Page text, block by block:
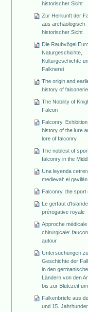
historischer Sicht
Zur Herkunft der
aus archäologisch-
historischer Sicht
Die Raubvögel
Naturgeschichte,
Kulturgeschichte
Falknerei
The origin and
history of falconerie
The Nobility of
Falcon
Falconry.
history of the lure
lore of falconry
The noblest of
falconry in the
Una leyenda
medieval: el gavilán
Falconry, the sport
Le gerfaut
prérogative royale
Approche médicale
chirurgicale:
autour
Untersuchungen
Geschichte der
in den
Ländern von den
bis zur Blütezeit
Falkenbriefe aus
und 15.